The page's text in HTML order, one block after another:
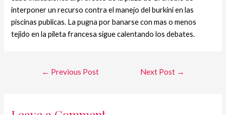
interponer un recurso contra el manejo del burkini en las
piscinas publicas. La pugna por banarse con mas o menos
tejido en la pileta francesa sigue calentando los debates.
← Previous Post Next Post →